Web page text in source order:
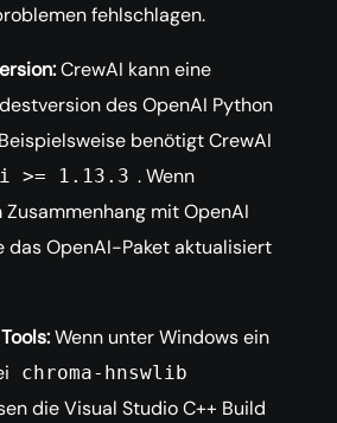
fehlschlagen.
CrewAI kann eine
des OpenAI Python
benötigt CrewAI
>= 1.13.3 . Wenn
mit OpenAI
das OpenAI-Paket aktualisiert
Wenn unter Windows ein
chroma-hnswlib
die Visual Studio C++ Build